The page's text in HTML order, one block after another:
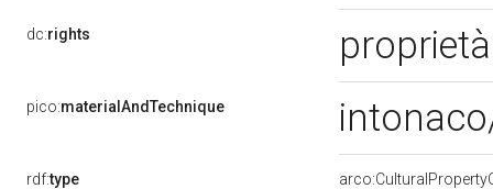
dc:rights
pico:materialAndTechnique
rdf:type